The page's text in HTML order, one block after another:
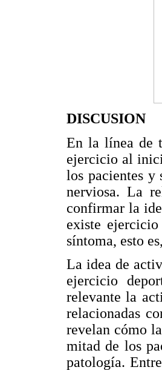
DISCUSION
En la línea de
ejercicio al
los pacientes y
nerviosa. La
confirmar la
existe
síntoma, esto
La idea de
ejercicio
relevante la
relacionadas
revelan cómo
mitad de los
patología.